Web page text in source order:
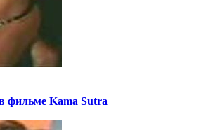
фильме Kama Sutra